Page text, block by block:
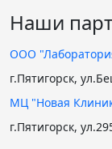
Наши
ООО
г.Пятигорск,
МЦ "Новая
г.Пятигорск,